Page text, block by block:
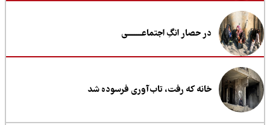
در حصار انگِ اجتماعــــــــی
خانه که رفت، تاب‌آوری فرسوده شد